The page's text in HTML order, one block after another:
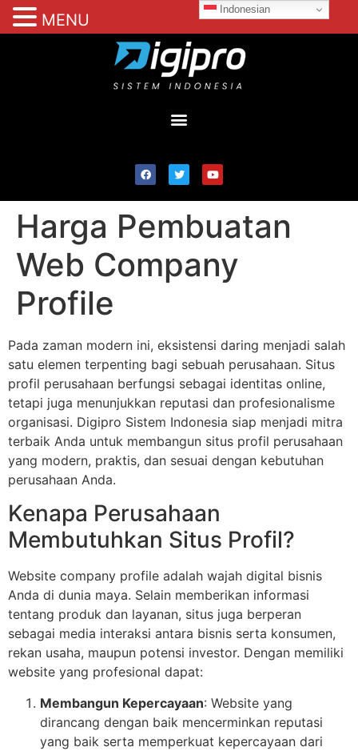
Harga Pembuatan
Web Company
Profile
Pada zaman modern ini, eksistensi daring menjadi salah
satu elemen terpenting bagi sebuah perusahaan. Situs
profil perusahaan berfungsi sebagai identitas online,
tetapi juga menunjukkan reputasi dan profesionalisme
organisasi. Digipro Sistem Indonesia siap menjadi mitra
terbaik Anda untuk membangun situs profil perusahaan
yang modern, praktis, dan sesuai dengan kebutuhan
perusahaan Anda.
Kenapa Perusahaan
Membutuhkan Situs Profil?
Website company profile adalah wajah digital bisnis
Anda di dunia maya. Selain memberikan informasi
tentang produk dan layanan, situs juga berperan
sebagai media interaksi antara bisnis serta konsumen,
rekan usaha, maupun potensi investor. Dengan memiliki
website yang profesional dapat:
Membangun Kepercayaan: Website yang
dirancang dengan baik mencerminkan reputasi
yang baik serta memperkuat kepercayaan dari
Indonesian
MENU